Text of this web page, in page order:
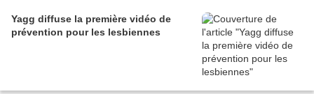
Yagg diffuse la première vidéo de
prévention pour les lesbiennes